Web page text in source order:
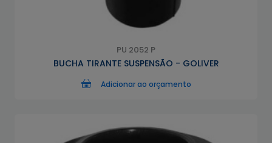
PU 2052 P
BUCHA TIRANTE SUSPENSÃO - GOLIVER
Adicionar ao orçamento